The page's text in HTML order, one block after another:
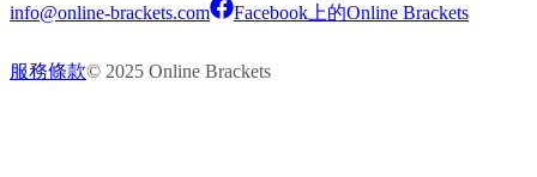
info@online-brackets.com
Facebook上的Online Brackets
服務條款© 2025 Online Brackets